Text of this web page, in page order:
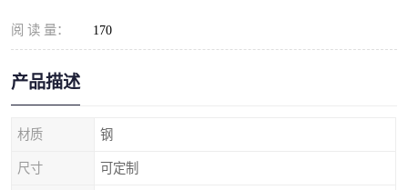
阅 读 量： 170
产品描述
材质 钢
尺寸 可定制